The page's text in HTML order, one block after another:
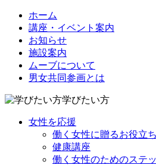
ホーム
講座・イベント案内
お知らせ
施設案内
ムーブについて
男女共同参画とは
学びたい方
女性を応援
働く女性に贈るお役立
健康講座
働く女性のためのステ